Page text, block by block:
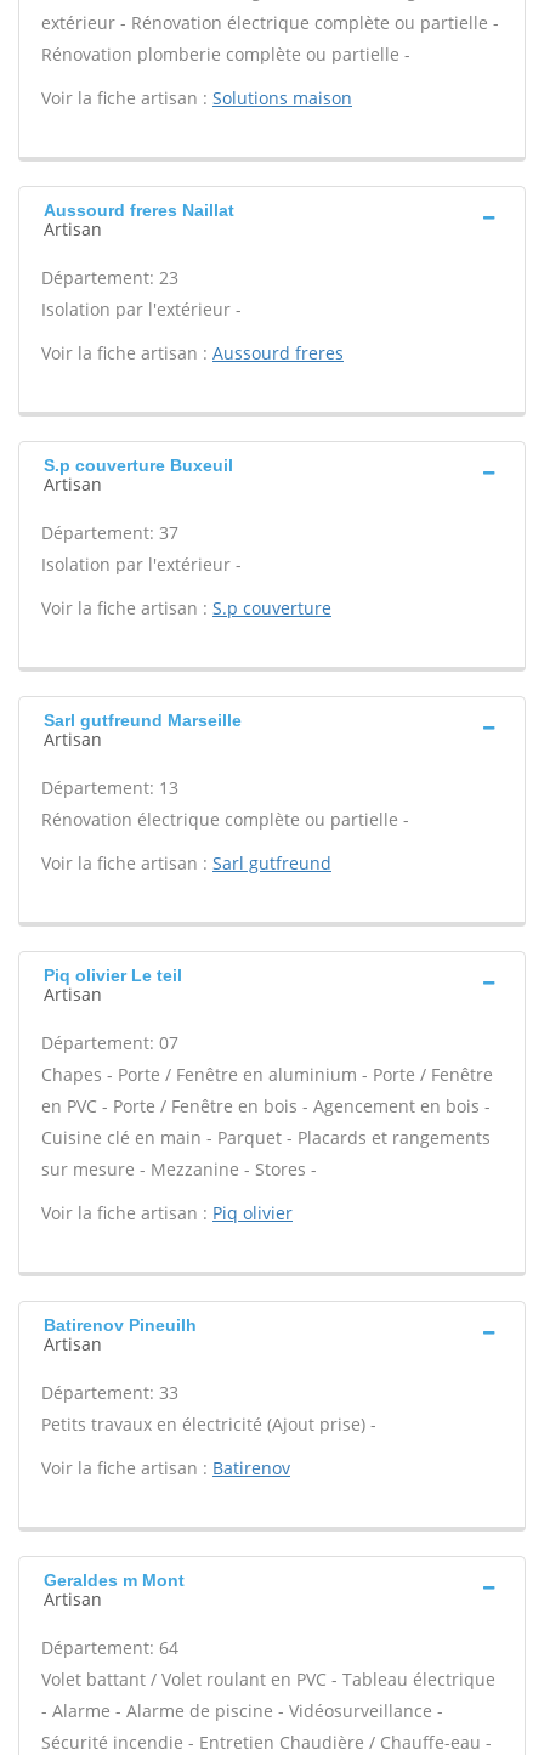
extérieur - Rénovation électrique complète ou partielle -
Rénovation plomberie complète ou partielle -
Voir la fiche artisan : Solutions maison
Aussourd freres Naillat
Artisan
Département: 23
Isolation par l'extérieur -
Voir la fiche artisan : Aussourd freres
S.p couverture Buxeuil
Artisan
Département: 37
Isolation par l'extérieur -
Voir la fiche artisan : S.p couverture
Sarl gutfreund Marseille
Artisan
Département: 13
Rénovation électrique complète ou partielle -
Voir la fiche artisan : Sarl gutfreund
Piq olivier Le teil
Artisan
Département: 07
Chapes - Porte / Fenêtre en aluminium - Porte / Fenêtre
en PVC - Porte / Fenêtre en bois - Agencement en bois -
Cuisine clé en main - Parquet - Placards et rangements
sur mesure - Mezzanine - Stores -
Voir la fiche artisan : Piq olivier
Batirenov Pineuilh
Artisan
Département: 33
Petits travaux en électricité (Ajout prise) -
Voir la fiche artisan : Batirenov
Geraldes m Mont
Artisan
Département: 64
Volet battant / Volet roulant en PVC - Tableau électrique
- Alarme - Alarme de piscine - Vidéosurveillance -
Sécurité incendie - Entretien Chaudière / Chauffe-eau -